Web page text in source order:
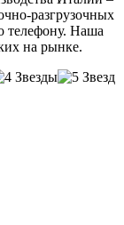
разгрузочных
телефону. Наша
на рынке.